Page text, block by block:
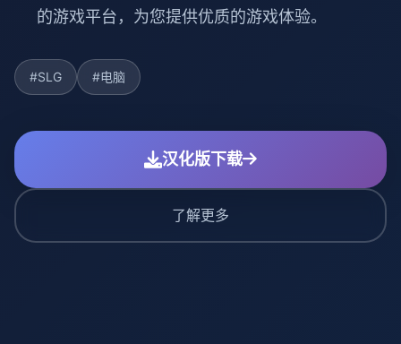
的游戏平台，为您提供优质的游戏体验。
#SLG #电脑
汉化版下载
了解更多